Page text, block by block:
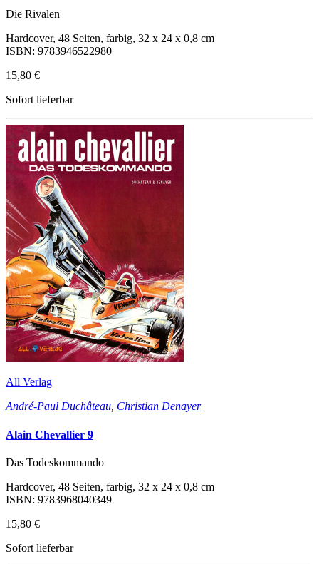
Die Rivalen
Hardcover, 48 Seiten, farbig, 32 x 24 x 0,8 cm
ISBN: 9783946522980
15,80 €
Sofort lieferbar
All Verlag
André-Paul Duchâteau, Christian Denayer
Alain Chevallier 9
Das Todeskommando
Hardcover, 48 Seiten, farbig, 32 x 24 x 0,8 cm
ISBN: 9783968040349
15,80 €
Sofort lieferbar